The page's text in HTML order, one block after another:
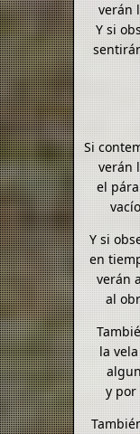
verán
Y si
Si
verán
el
Y si
en
verán
al
la
y por